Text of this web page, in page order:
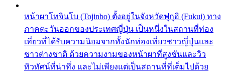
หน้าผาโทจินโบ (Tojinbo) ตั้งอยู่ในจังหวัดฟุกุอิ (Fukui) ทาง
ภาคตะวันออกของประเทศญี่ปุ่น เป็นหนึ่งในสถานที่ท่อง
เที่ยวที่ได้รับความนิยมจากทั้งนักท่องเที่ยวชาวญี่ปุ่นและ
ชาวต่างชาติ ด้วยความงามของหน้าผาที่สูงชันและวิว
ทิวทัศน์ที่น่าทึ่ง และไม่เพียงแต่เป็นสถานที่ที่เต็มไปด้วย